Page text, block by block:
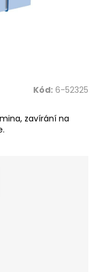
Kód: 6-52325
zavírání na